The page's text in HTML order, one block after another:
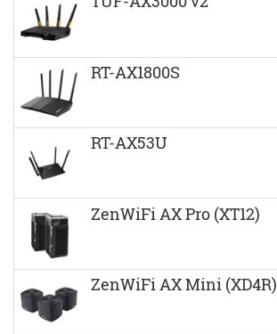
RT-AX1800S
RT-AX53U
ZenWiFi AX Pro (XT12)
ZenWiFi AX Mini (XD4R)